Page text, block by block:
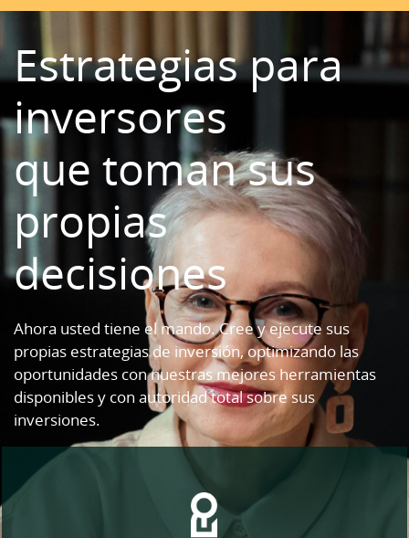
Estrategias para
inversores
que toman sus
propias
decisiones
Ahora usted tiene el mando. Cree y ejecute sus
propias estrategias de inversión, optimizando las
oportunidades con nuestras mejores herramientas
disponibles y con autoridad total sobre sus
inversiones.